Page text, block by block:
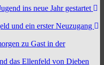
ins neue Jahr gestartet
und ein erster Neuzugang
zu Gast in der
das Ellenfeld von Dieben